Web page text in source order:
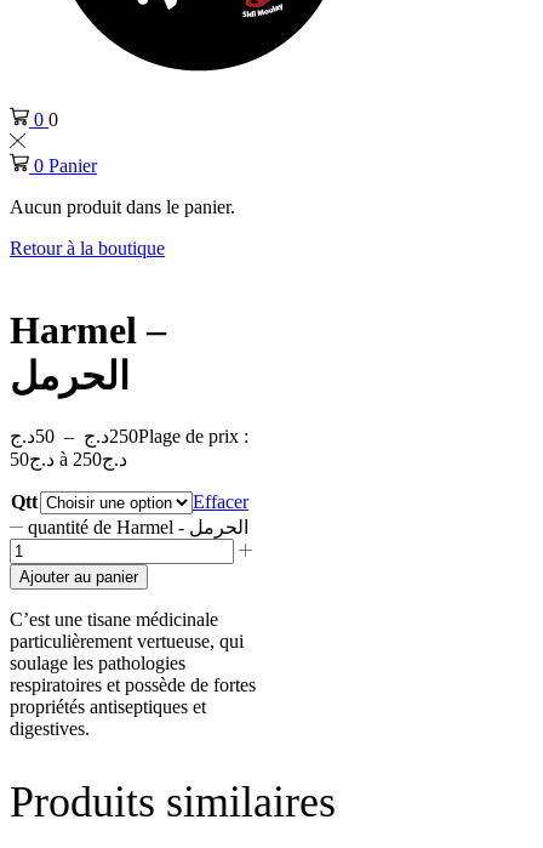
0 0
0 Panier
Aucun produit dans le panier.
Retour à la boutique
Harmel –
الحرمل
50د.ج – 250د.ج
Plage de prix :
50د.ج à 250د.ج
Qtt
Effacer
quantité de Harmel - الحرمل
Ajouter au panier
C’est une tisane médicinale
particulièrement vertueuse, qui
soulage les pathologies
respiratoires et possède de fortes
propriétés antiseptiques et
digestives.
Produits similaires